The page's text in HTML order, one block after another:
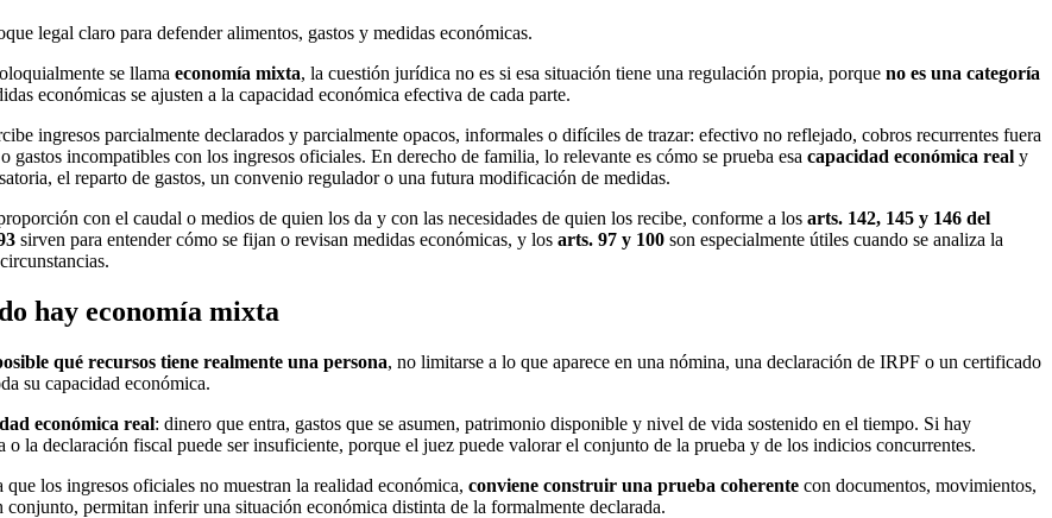
legal claro para defender alimentos, gastos y medidas económicas.
se llama economía mixta, la cuestión jurídica no es si esa situación tiene una regulación propia, porque no es una categoría
económicas se ajusten a la capacidad económica efectiva de cada parte.
ingresos parcialmente declarados y parcialmente opacos, informales o difíciles de trazar: efectivo no reflejado, cobros recurrentes fuera
incompatibles con los ingresos oficiales. En derecho de familia, lo relevante es cómo se prueba esa capacidad económica real y
el reparto de gastos, un convenio regulador o una futura modificación de medidas.
con el caudal o medios de quien los da y con las necesidades de quien los recibe, conforme a los arts. 142, 145 y 146 del
sirven para entender cómo se fijan o revisan medidas económicas, y los arts. 97 y 100 son especialmente útiles cuando se analiza la
hay economía mixta
qué recursos tiene realmente una persona, no limitarse a lo que aparece en una nómina, una declaración de IRPF o un certificado
su capacidad económica.
económica real: dinero que entra, gastos que se asumen, patrimonio disponible y nivel de vida sostenido en el tiempo. Si hay
la declaración fiscal puede ser insuficiente, porque el juez puede valorar el conjunto de la prueba y de los indicios concurrentes.
los ingresos oficiales no muestran la realidad económica, conviene construir una prueba coherente con documentos, movimientos,
permitan inferir una situación económica distinta de la formalmente declarada.